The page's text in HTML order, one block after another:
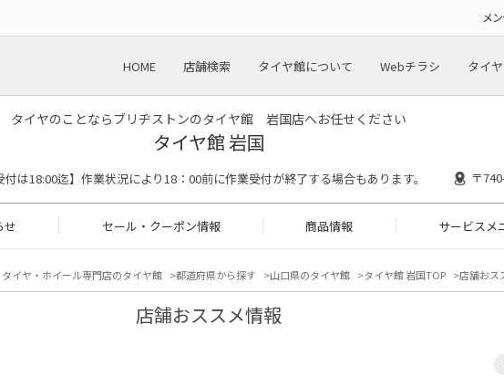
メ
HOME 店舗検索 タイヤ館について Webチラシ タイヤ
タイヤのことならブリヂストンのタイヤ館 岩国店へお任せください
タイヤ館 岩国
は18:00迄】作業状況により18：00前に作業受付が終了する場合もあります。 〒
せ セール・クーポン情報 商品情報 サービスメ
タイヤ・ホイール専門店のタイヤ館 都道府県から探す 山口県のタイヤ館 タイヤ館 岩国TOP 店舗おス
店舗おススメ情報